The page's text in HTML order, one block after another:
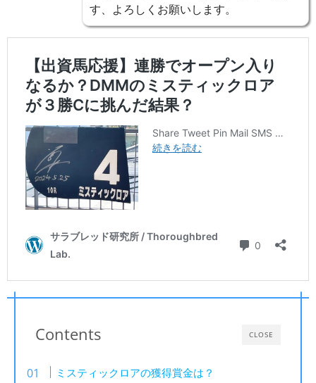
す、よろしくお願いします。
CLOSE
Contents
ミスティックロアの獲得賞金は？